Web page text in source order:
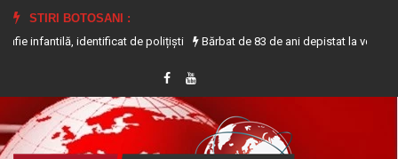
STIRI BOTOSANI :
identificat de polițiști
Bărbat de 83 de ani depistat la volanul unui